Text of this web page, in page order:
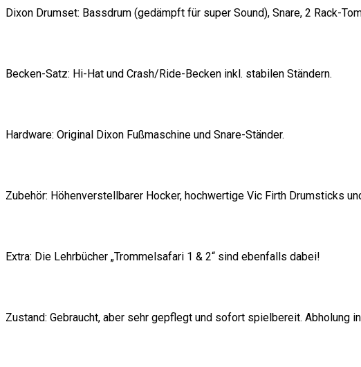
Dixon Drumset: Bassdrum (gedämpft für super Sound), Snare, 2 Rack-
Becken-Satz: Hi-Hat und Crash/Ride-Becken inkl. stabilen Ständern.
Hardware: Original Dixon Fußmaschine und Snare-Ständer.
Zubehör: Höhenverstellbarer Hocker, hochwertige Vic Firth Drumsticks
Extra: Die Lehrbücher „Trommelsafari 1 & 2“ sind ebenfalls dabei!
Zustand: Gebraucht, aber sehr gepflegt und sofort spielbereit. Abholung